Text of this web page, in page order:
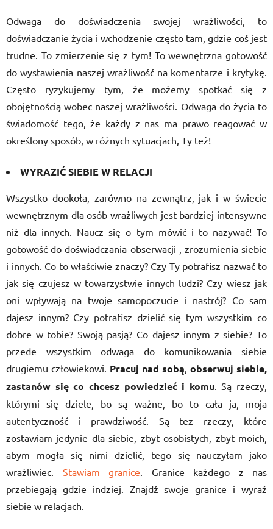
Odwaga do doświadczenia swojej wrażliwości, to
doświadczanie życia i wchodzenie często tam, gdzie coś jest
trudne. To zmierzenie się z tym! To wewnętrzna gotowość
do wystawienia naszej wrażliwość na komentarze i krytykę.
Często ryzykujemy tym, że możemy spotkać się z
obojętnością wobec naszej wrażliwości. Odwaga do życia to
świadomość tego, że każdy z nas ma prawo reagować w
określony sposób, w różnych sytuacjach, Ty też!
WYRAZIĆ SIEBIE W RELACJI
Wszystko dookoła, zarówno na zewnątrz, jak i w świecie
wewnętrznym dla osób wrażliwych jest bardziej intensywne
niż dla innych. Naucz się o tym mówić i to nazywać! To
gotowość do doświadczania obserwacji , zrozumienia siebie
i innych. Co to właściwie znaczy? Czy Ty potrafisz nazwać to
jak się czujesz w towarzystwie innych ludzi? Czy wiesz jak
oni wpływają na twoje samopoczucie i nastrój? Co sam
dajesz innym? Czy potrafisz dzielić się tym wszystkim co
dobre w tobie? Swoją pasją? Co dajesz innym z siebie? To
przede wszystkim odwaga do komunikowania siebie
drugiemu człowiekowi. Pracuj nad sobą, obserwuj siebie,
zastanów się co chcesz powiedzieć i komu. Są rzeczy,
którymi się dziele, bo są ważne, bo to cała ja, moja
autentyczność i prawdziwość. Są tez rzeczy, które
zostawiam jedynie dla siebie, zbyt osobistych, zbyt moich,
abym mogła się nimi dzielić, tego się nauczyłam jako
wrażliwiec. Stawiam granice. Granice każdego z nas
przebiegają gdzie indziej. Znajdź swoje granice i wyraź
siebie w relacjach.